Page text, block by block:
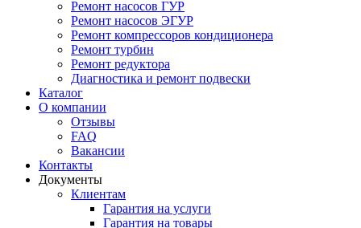
Ремонт насосов ГУР
Ремонт насосов ЭГУР
Ремонт компрессоров кондиционера
Ремонт турбин
Ремонт редуктора
Диагностика и ремонт подвески
Каталог
О компании
Отзывы
FAQ
Вакансии
Контакты
Документы
Клиентам
Гарантия на услуги
Гарантия на товары